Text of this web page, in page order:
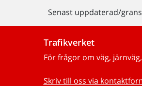
Senast uppdaterad/
Trafikverket
För frågor om väg,
Skriv till oss via